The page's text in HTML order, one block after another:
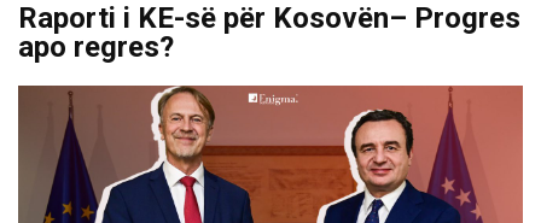
Raporti i KE-së për Kosovën– Progres
apo regres?